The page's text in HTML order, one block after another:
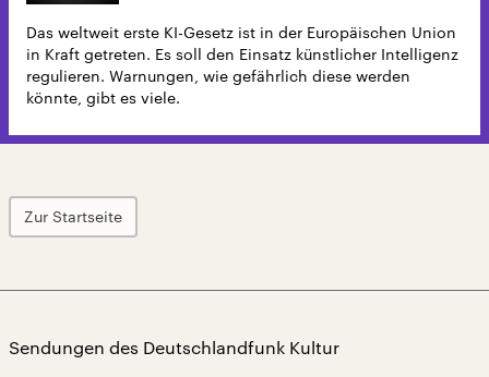
Das weltweit erste KI-Gesetz ist in der Europäischen Union
in Kraft getreten. Es soll den Einsatz künstlicher Intelligenz
regulieren. Warnungen, wie gefährlich diese werden
könnte, gibt es viele.
Zur Startseite
Sendungen des Deutschlandfunk Kultur